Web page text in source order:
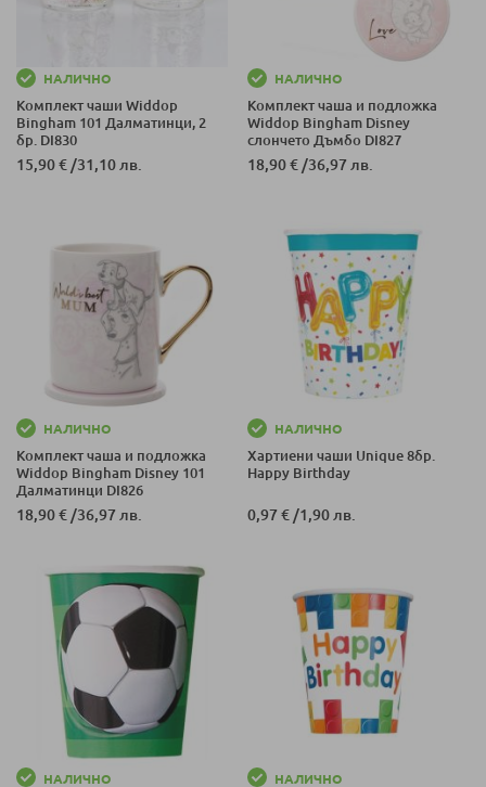
НАЛИЧНО
Комплект чаши Widdop
Bingham 101 Далматинци, 2
бр. DI830
15,90 €/31,10 лв.
НАЛИЧНО
Комплект чаша и подложка
Widdop Bingham Disney
слончето Дъмбо DI827
18,90 €/36,97 лв.
НАЛИЧНО
Комплект чаша и подложка
Widdop Bingham Disney 101
Далматинци DI826
18,90 € /36,97 лв.
НАЛИЧНО
Хартиени чаши Unique 8бр.
Happy Birthday
0,97 € /1,90 лв.
НАЛИЧНО НАЛИЧНО